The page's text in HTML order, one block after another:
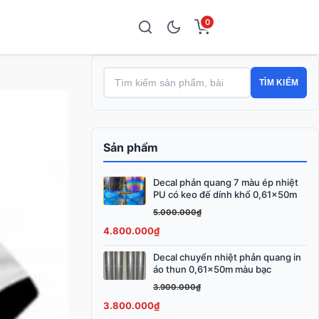
0
TÌM KIẾM
Sản phẩm
Decal phản quang 7 màu ép nhiệt
PU có keo đế dính khổ 0,61x50m
5.000.000₫
Giá
gốc
5.000.000₫.
4.800.000₫
Giá
hiện
là:
4.800.000₫.Decal chuyển nhiệt phản quang in
áo thun 0,61x50m màu bạc
3.900.000₫
Giá
gốc
3.900.000₫.
3.800.000₫
Giá
hiện
là: